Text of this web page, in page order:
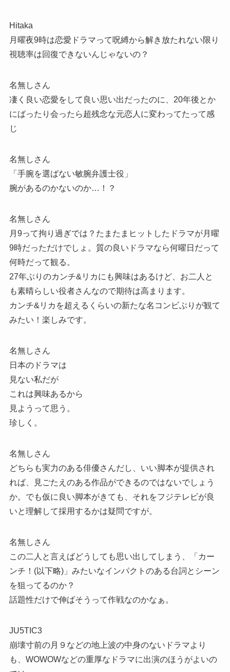
Hitaka
月曜夜9時は恋愛ドラマって呪縛から解き放たれない限り
視聴率は回復できないんじゃないの？
名無しさん
凄く良い恋愛をして良い思い出だったのに、20年後とか
にばったり会ったら超残念な元恋人に変わってたって感
じ
名無しさん
「手腕を選ばない敏腕弁護士役」
腕があるのかないのか…！？
名無しさん
月9って拘り過ぎでは？たまたまヒットしたドラマが月曜
9時だっただけでしょ。質の良いドラマなら何曜日だって
何時だって観る。
27年ぶりのカンチ&リカにも興味はあるけど、お二人と
も素晴らしい役者さんなので期待は高まります。
カンチ&リカを超えるくらいの新たな名コンビぶりが観て
みたい！楽しみです。
名無しさん
日本のドラマは
見ない私だが
これは興味あるから
見ようって思う。
珍しく。
名無しさん
どちらも実力のある俳優さんだし、いい脚本が提供され
れば、見ごたえのある作品ができるのではないでしょう
か。でも仮に良い脚本がきても、それをフジテレビが良
いと理解して採用するかは疑問ですが。
名無しさん
この二人と言えばどうしても思い出してしまう、「カー
ンチ！(以下略)」みたいなインパクトのある台詞とシーン
を狙ってるのか？
話題性だけで伸ばそうって作戦なのかなぁ。
JU5TIC3
崩壊寸前の月９などの地上波の中身のないドラマより
も、WOWOWなどの重厚なドラマに出演のほうがよいの